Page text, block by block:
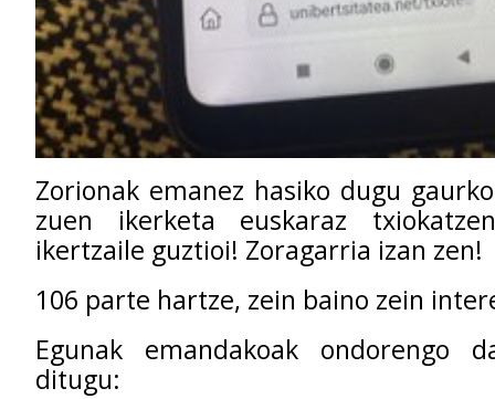
Zorionak emanez hasiko dugu
zuen ikerketa euskaraz
ikertzaile guztioi! Zoragarria izan zen!
106 parte hartze, zein baino zein
Egunak emandakoak ondorengo
ditugu: